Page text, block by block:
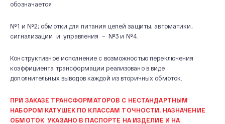
обозначается
№1 и №2; обмотки для питания цепей защиты, автоматики,
сигнализации и управления – №3 и №4.
Конструктивное исполнение с возможностью переключения
коэффициента трансформации реализовано в виде
дополнительных выводов каждой из вторичных обмоток.
ПРИ ЗАКАЗЕ ТРАНСФОРМАТОРОВ С НЕСТАНДАРТНЫМ
НАБОРОМ КАТУШЕК ПО КЛАССАМ ТОЧНОСТИ, НАЗНАЧЕНИЕ
ОБМОТОК УКАЗАНО В ПАСПОРТЕ НА ИЗДЕЛИЕ И НА